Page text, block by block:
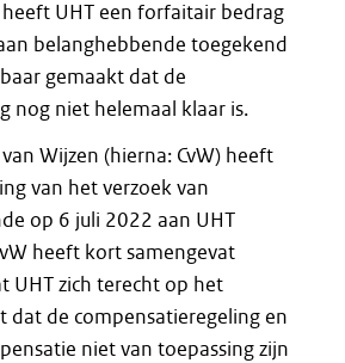
heeft UHT een forfaitair bedrag
belanghebbende toegekend
gemaakt dat de
nog niet helemaal klaar is.
Wijzen (hierna: CvW) heeft
van het verzoek van
op 6 juli 2022 aan UHT
heeft kort samengevat
UHT zich terecht op het
dat de compensatieregeling en
niet van toepassing zijn